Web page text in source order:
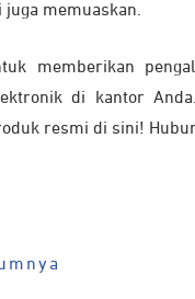
memuaskan.
memberikan
di kantor
resmi di sini!